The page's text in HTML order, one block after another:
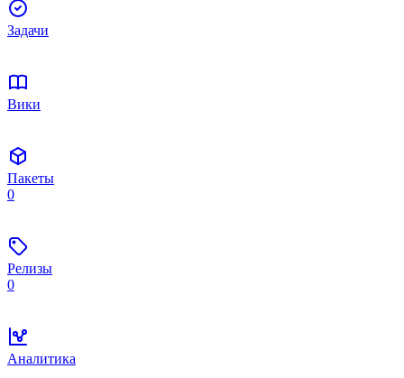
Задачи
Вики
Пакеты
0
Релизы
0
Аналитика